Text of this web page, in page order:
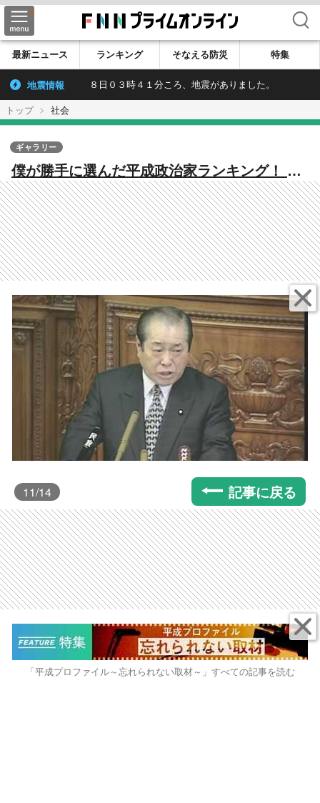
検索
最新ニュース ランキング そなえる防災 特集
地震情報 ８日０３時４１分ころ、地震がありました。
トップ 社会
僕が勝手に選んだ平成政治家ランキング！ 首
位は天才小泉と実績安倍を抑えてあの人だっ
た
ギャラリー
11/14 記事に戻る
「平成プロファイル～忘れられない取材～」すべての記事を読む